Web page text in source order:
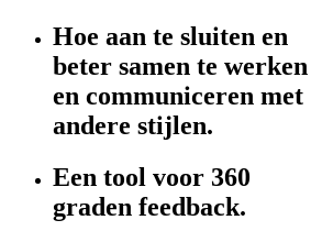
Hoe aan te sluiten en
beter samen te werken
en communiceren met
andere stijlen.
Een tool voor 360
graden feedback.